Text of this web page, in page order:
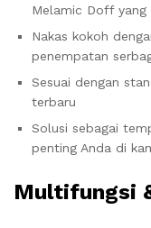
Melamic Doff
Nakas kokoh
penempatan
Sesuai dengan
terbaru
Solusi sebagai
penting Anda di
Multifungsi